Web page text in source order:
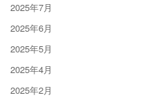
2025年7月
2025年6月
2025年5月
2025年4月
2025年2月